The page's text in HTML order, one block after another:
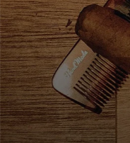
|
Barbermag